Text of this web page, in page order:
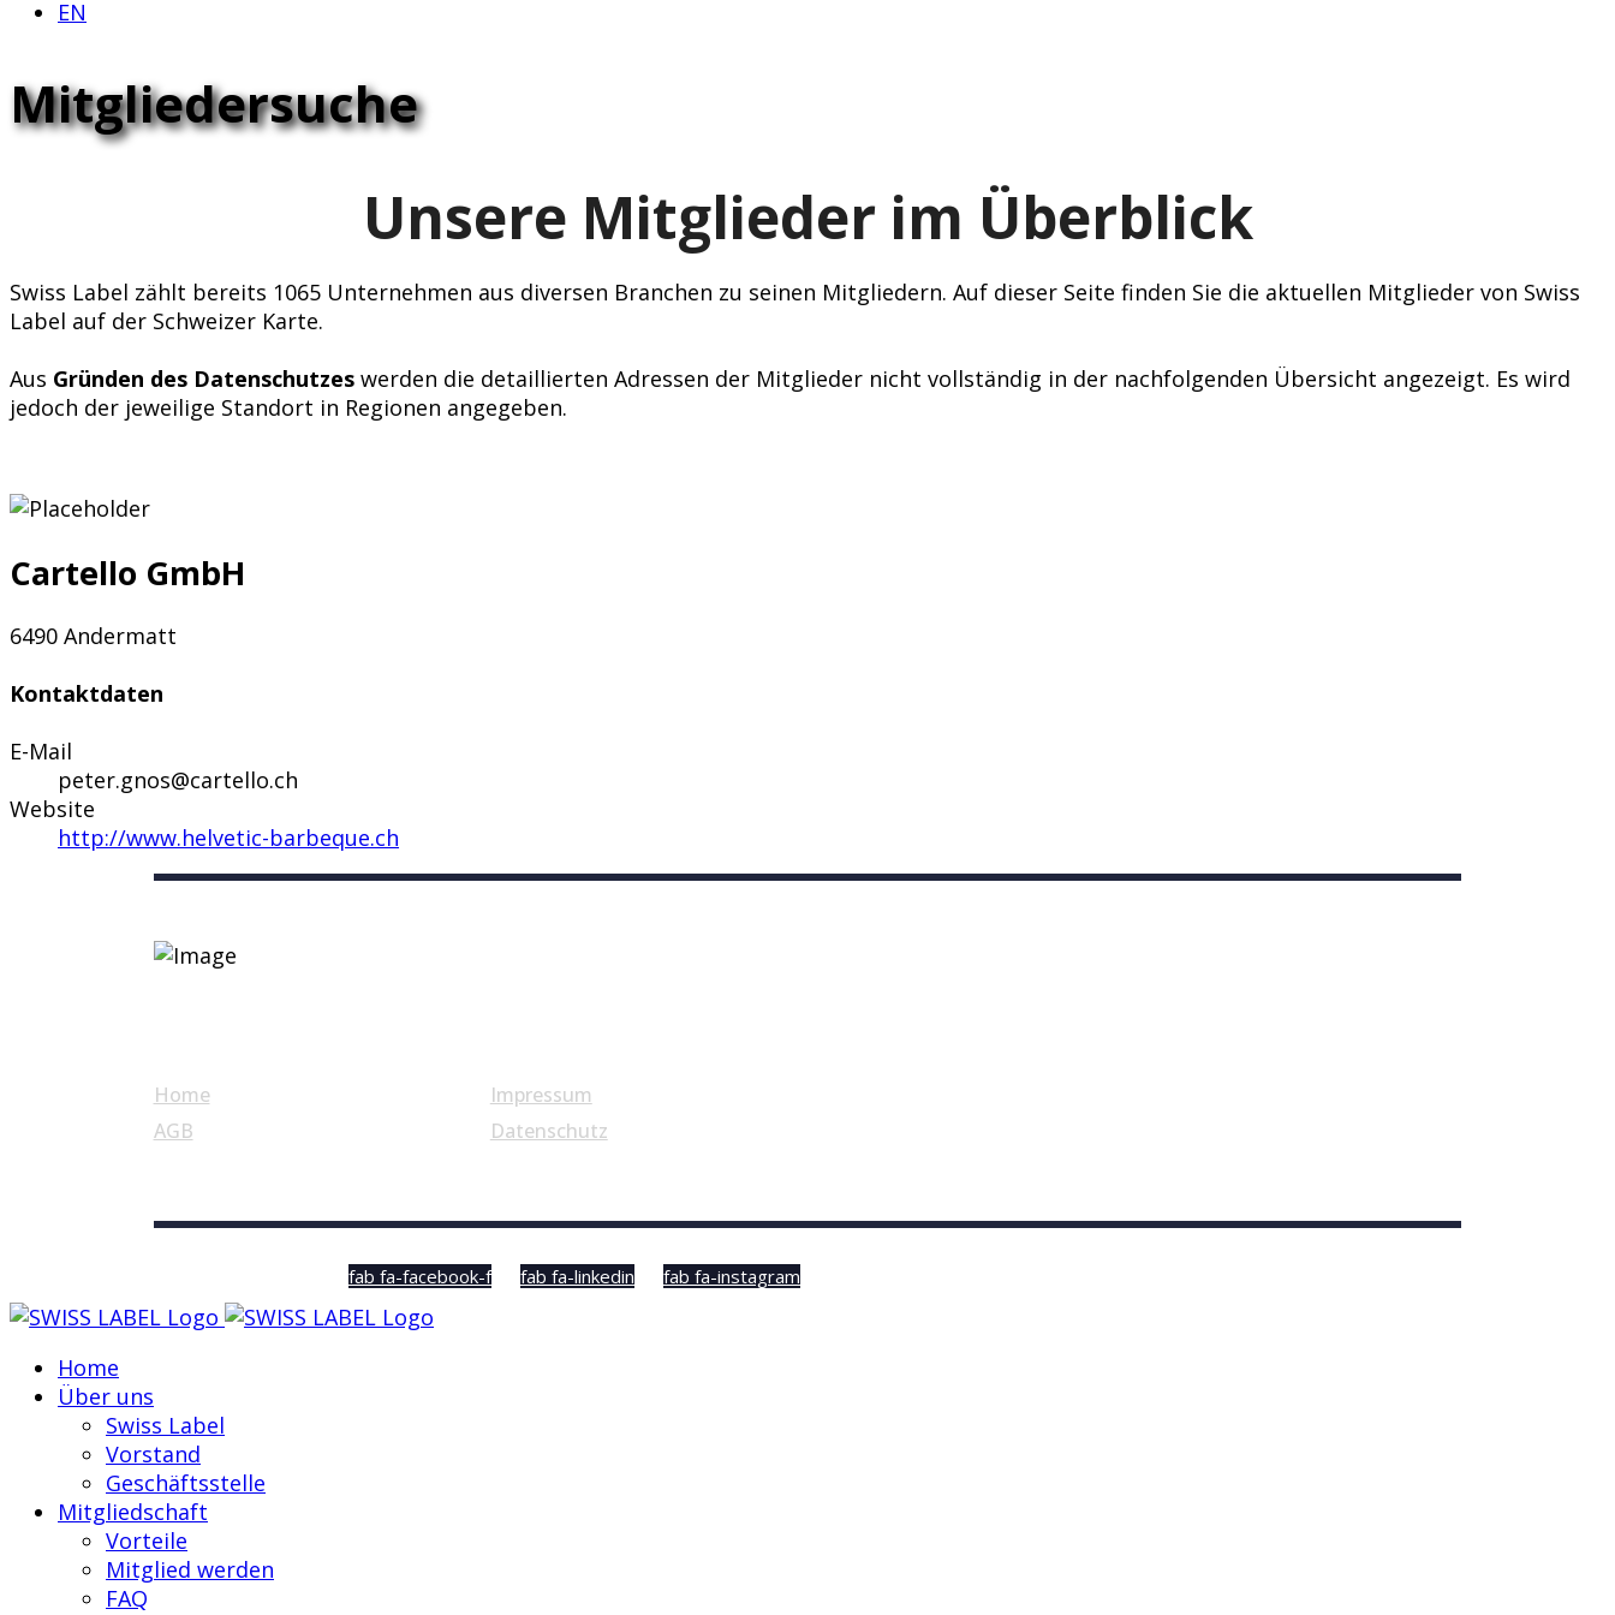
EN
Mitgliedersuche
Unsere Mitglieder im Überblick
Swiss Label zählt bereits 1065 Unternehmen aus diversen Branchen zu seinen Mitgliedern. Auf dieser Seite finden Sie die aktuellen Mitglieder von Swiss
Label auf der Schweizer Karte.
Aus Gründen des Datenschutzes werden die detaillierten Adressen der Mitglieder nicht vollständig in der nachfolgenden Übersicht angezeigt. Es wird
jedoch der jeweilige Standort in Regionen angegeben.
Cartello GmbH
6490 Andermatt
Kontaktdaten
E-Mail
peter.gnos@cartello.ch
Website
http://www.helvetic-barbeque.ch
Home
AGB
Impressum
Datenschutz
fab fa-facebook-f fab fa-linkedin fab fa-instagram
Home
Über uns
Swiss Label
Vorstand
Geschäftsstelle
Mitgliedschaft
Vorteile
Mitglied werden
FAQ